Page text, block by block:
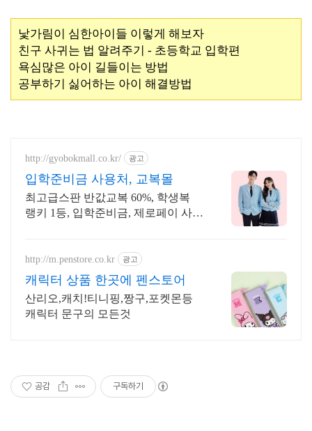
낯가림이 심한아이들 이렇게 해보자
친구 사귀는 법 알려주기 - 초등학교 입학편
욕심많은 아이 길들이는 방법
공부하기 싫어하는 아이 해결방법
http://gyobokmall.co.kr/ 광고
입학준비금 사용처, 교복몰
최고급스판 반값교복 60%, 학생복
랭키 1등, 입학준비금, 제로페이 사용
http://m.penstore.co.kr 광고
캐릭터 상품 한곳에 펜스토어
산리오,캐치!티니핑,짱구,포켓몬등
캐릭터 문구의 모든것
공감 구독하기